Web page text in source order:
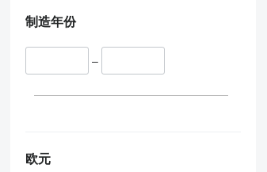
制造年份
–
欧元